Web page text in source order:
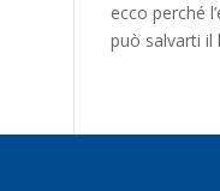
ecco perché
può salvarti il